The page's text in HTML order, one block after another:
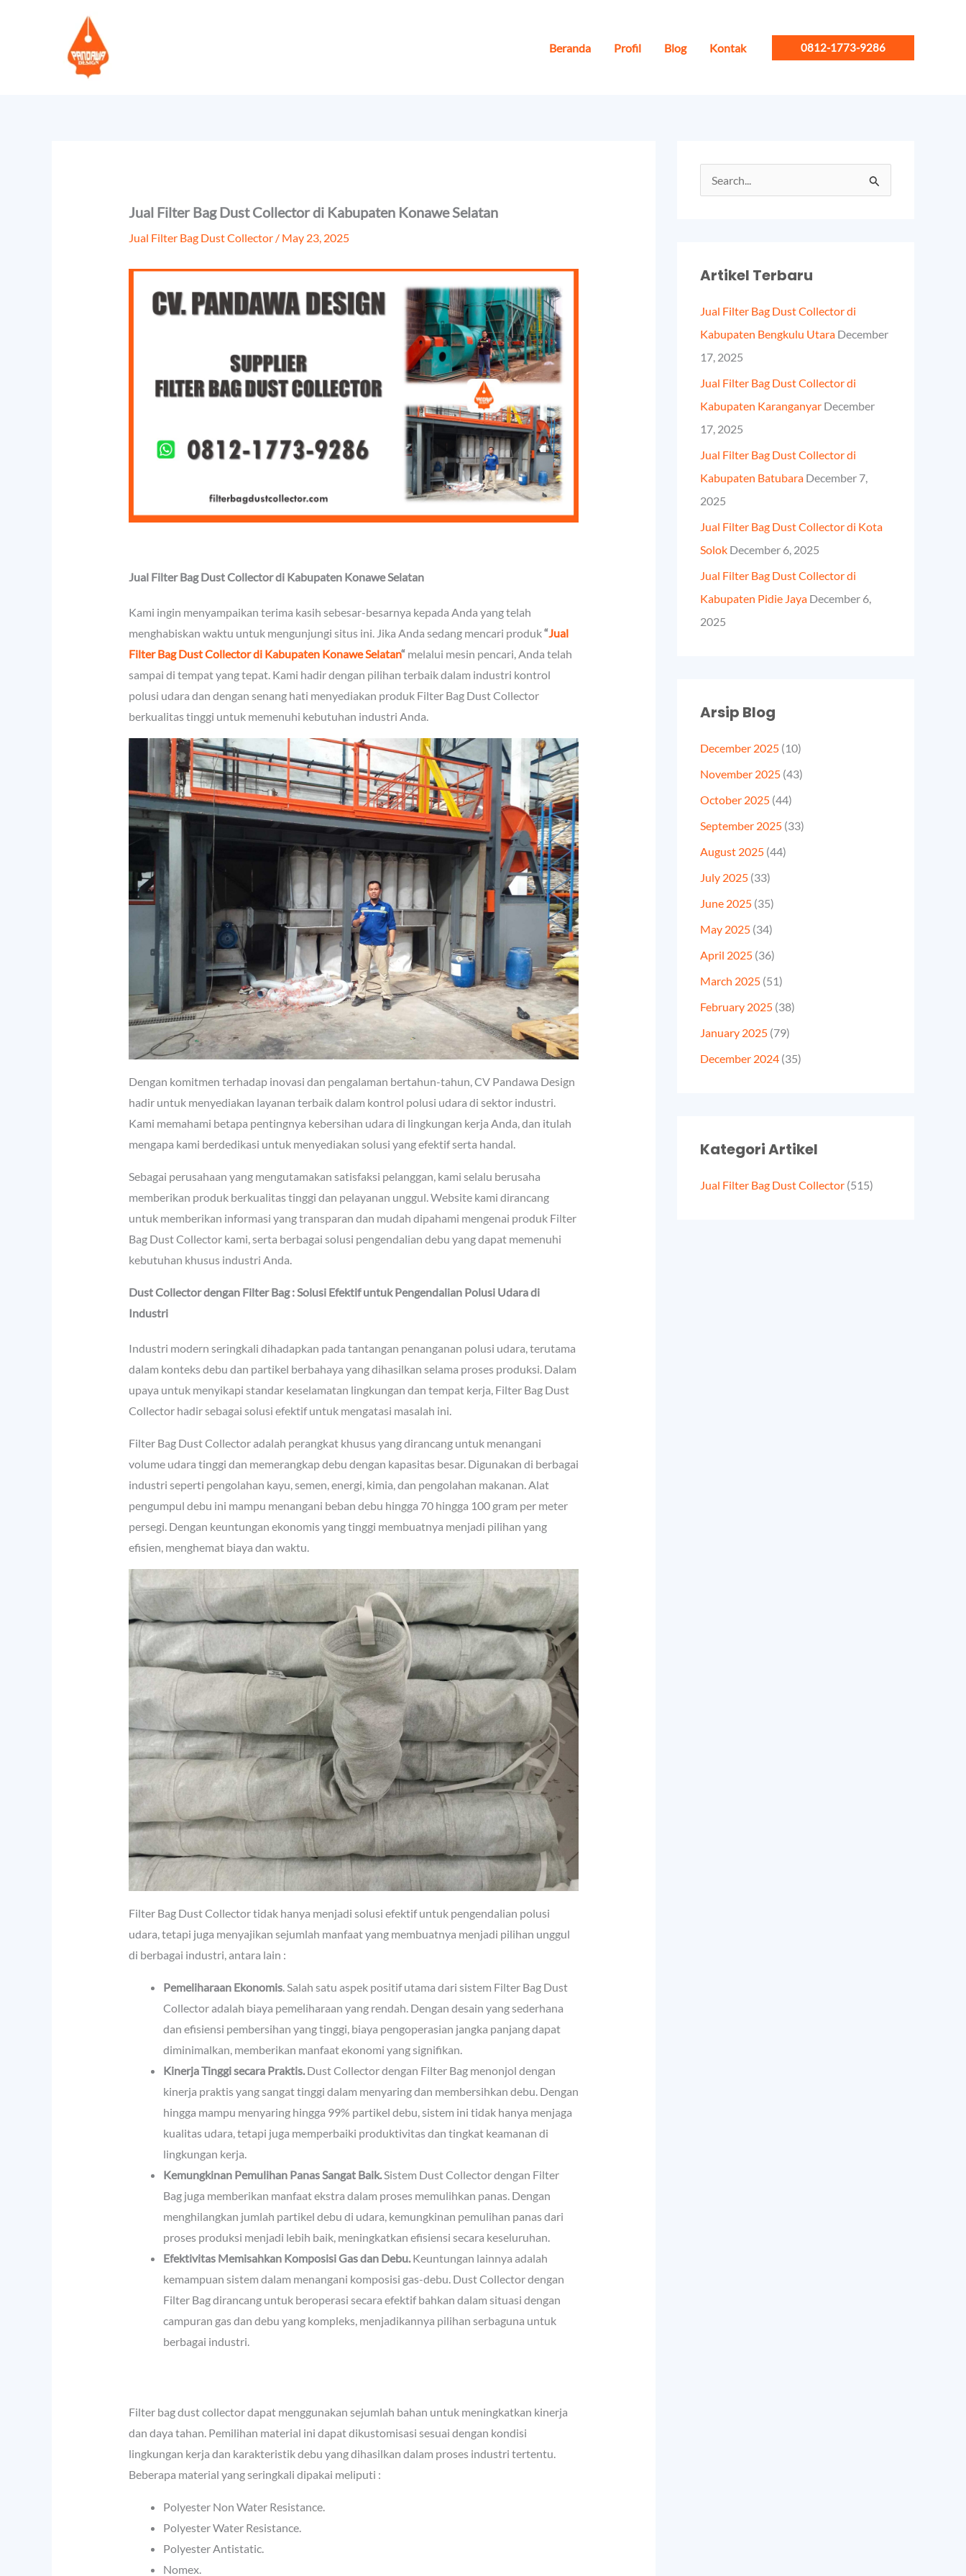
Beranda Profil Blog Kontak 0812-1773-9286
Jual Filter Bag Dust Collector di Kabupaten Konawe Selatan
Jual Filter Bag Dust Collector/ May 23, 2025
Jual Filter Bag Dust Collector di Kabupaten Konawe Selatan
Kami ingin menyampaikan terima kasih sebesar-besarnya kepada Anda yang telah
menghabiskan waktu untuk mengunjungi situs ini. Jika Anda sedang mencari produk“Jual
Filter Bag Dust Collector di Kabupaten Konawe Selatan“melalui mesin pencari, Anda telah
sampai di tempat yang tepat. Kami hadir dengan pilihan terbaik dalam industri kontrol
polusi udara dan dengan senang hati menyediakan produk Filter Bag Dust Collector
berkualitas tinggi untuk memenuhi kebutuhan industri Anda.
Dengan komitmen terhadap inovasi dan pengalaman bertahun-tahun, CV Pandawa Design
hadir untuk menyediakan layanan terbaik dalam kontrol polusi udara di sektor industri.
Kami memahami betapa pentingnya kebersihan udara di lingkungan kerja Anda, dan itulah
mengapa kami berdedikasi untuk menyediakan solusi yang efektif serta handal.
Sebagai perusahaan yang mengutamakan satisfaksi pelanggan, kami selalu berusaha
memberikan produk berkualitas tinggi dan pelayanan unggul. Website kami dirancang
untuk memberikan informasi yang transparan dan mudah dipahami mengenai produk Filter
Bag Dust Collector kami, serta berbagai solusi pengendalian debu yang dapat memenuhi
kebutuhan khusus industri Anda.
Dust Collector dengan Filter Bag : Solusi Efektif untuk Pengendalian Polusi Udara di
Industri
Industri modern seringkali dihadapkan pada tantangan penanganan polusi udara, terutama
dalam konteks debu dan partikel berbahaya yang dihasilkan selama proses produksi. Dalam
upaya untuk menyikapi standar keselamatan lingkungan dan tempat kerja, Filter Bag Dust
Collector hadir sebagai solusi efektif untuk mengatasi masalah ini.
Filter Bag Dust Collector adalah perangkat khusus yang dirancang untuk menangani
volume udara tinggi dan memerangkap debu dengan kapasitas besar. Digunakan di berbagai
industri seperti pengolahan kayu, semen, energi, kimia, dan pengolahan makanan. Alat
pengumpul debu ini mampu menangani beban debu hingga 70 hingga 100 gram per meter
persegi. Dengan keuntungan ekonomis yang tinggi membuatnya menjadi pilihan yang
efisien, menghemat biaya dan waktu.
Filter Bag Dust Collector tidak hanya menjadi solusi efektif untuk pengendalian polusi
udara, tetapi juga menyajikan sejumlah manfaat yang membuatnya menjadi pilihan unggul
di berbagai industri, antara lain :
Pemeliharaan Ekonomis. Salah satu aspek positif utama dari sistem Filter Bag Dust
Collector adalah biaya pemeliharaan yang rendah. Dengan desain yang sederhana
dan efisiensi pembersihan yang tinggi, biaya pengoperasian jangka panjang dapat
diminimalkan, memberikan manfaat ekonomi yang signifikan.
Kinerja Tinggi secara Praktis.Dust Collector dengan Filter Bag menonjol dengan
kinerja praktis yang sangat tinggi dalam menyaring dan membersihkan debu. Dengan
hingga mampu menyaring hingga 99% partikel debu, sistem ini tidak hanya menjaga
kualitas udara, tetapi juga memperbaiki produktivitas dan tingkat keamanan di
lingkungan kerja.
Kemungkinan Pemulihan Panas Sangat Baik.Sistem Dust Collector dengan Filter
Bag juga memberikan manfaat ekstra dalam proses memulihkan panas. Dengan
menghilangkan jumlah partikel debu di udara, kemungkinan pemulihan panas dari
proses produksi menjadi lebih baik, meningkatkan efisiensi secara keseluruhan.
Efektivitas Memisahkan Komposisi Gas dan Debu.Keuntungan lainnya adalah
kemampuan sistem dalam menangani komposisi gas-debu. Dust Collector dengan
Filter Bag dirancang untuk beroperasi secara efektif bahkan dalam situasi dengan
campuran gas dan debu yang kompleks, menjadikannya pilihan serbaguna untuk
berbagai industri.
Filter bag dust collector dapat menggunakan sejumlah bahan untuk meningkatkan kinerja
dan daya tahan. Pemilihan material ini dapat dikustomisasi sesuai dengan kondisi
lingkungan kerja dan karakteristik debu yang dihasilkan dalam proses industri tertentu.
Beberapa material yang seringkali dipakai meliputi :
Polyester Non Water Resistance.
Polyester Water Resistance.
Polyester Antistatic.
Nomex.
c
:
Artikel Terbaru
Jual Filter Bag Dust Collector di
Kabupaten Bengkulu Utara December
17, 2025
Jual Filter Bag Dust Collector di
Kabupaten Karanganyar December
17, 2025
Jual Filter Bag Dust Collector di
Kabupaten Batubara December 7,
2025
Jual Filter Bag Dust Collector di Kota
Solok December 6, 2025
Jual Filter Bag Dust Collector di
Kabupaten Pidie Jaya December 6,
2025
Arsip Blog
December 2025 (10)
November 2025 (43)
October 2025 (44)
September 2025 (33)
August 2025 (44)
July 2025 (33)
June 2025 (35)
May 2025 (34)
April 2025 (36)
March 2025 (51)
February 2025 (38)
January 2025 (79)
December 2024 (35)
Kategori Artikel
Jual Filter Bag Dust Collector (515)